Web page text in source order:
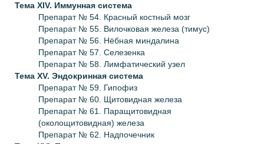
Тема XIV. Иммунная система
Препарат № 54. Красный костный мозг
Препарат № 55. Вилочковая железа (тимус)
Препарат № 56. Нёбная миндалина
Препарат № 57. Селезенка
Препарат № 58. Лимфатический узел
Тема XV. Эндокринная система
Препарат № 59. Гипофиз
Препарат № 60. Щитовидная железа
Препарат № 61. Паращитовидная
(околощитовидная) железа
Препарат № 62. Надпочечник